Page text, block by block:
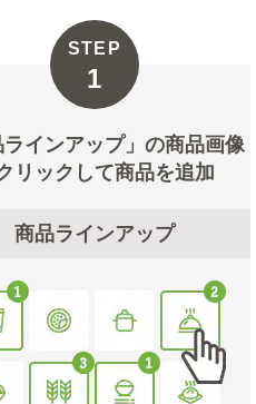
STEP
ラインアップ」の商品画像
リックして商品を追加
商品ラインアップ